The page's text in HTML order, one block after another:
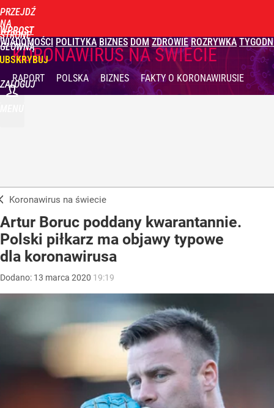
PRZEJDŹ
NA
STRONĘ
GŁÓWNĄ
WPROST
WIADOMOŚCI POLITYKA BIZNES DOM ZDROWIE ROZRYWKA
ZALOGUJ
KORONAWIRUS NA ŚWIECIE
RAPORT POLSKA BIZNES FAKTYO KORONAWIRUSIE
Koronawirus na świecie
Artur Boruc poddany kwarantannie.
Polski piłkarz ma objawy typowe
dla koronawirusa
Dodano: 13 marca 2020 19:19